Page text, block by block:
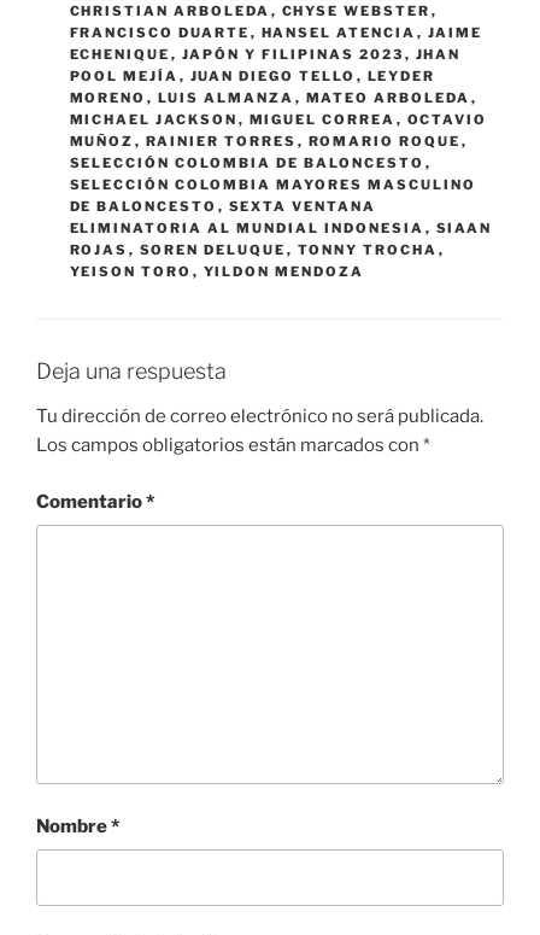
CHRISTIAN ARBOLEDA , CHYSE WEBSTER ,
FRANCISCO DUARTE , HANSEL ATENCIA , JAIME
ECHENIQUE , JAPÓN Y FILIPINAS 2023 , JHAN
POOL MEJÍA , JUAN DIEGO TELLO , LEYDER
MORENO , LUIS ALMANZA , MATEO ARBOLEDA ,
MICHAEL JACKSON , MIGUEL CORREA , OCTAVIO
MUÑOZ , RAINIER TORRES , ROMARIO ROQUE ,
SELECCIÓN COLOMBIA DE BALONCESTO ,
SELECCIÓN COLOMBIA MAYORES MASCULINO
DE BALONCESTO , SEXTA VENTANA
ELIMINATORIA AL MUNDIAL INDONESIA , SIAAN
ROJAS , SOREN DELUQUE , TONNY TROCHA ,
YEISON TORO , YILDON MENDOZA
Deja una respuesta
Tu dirección de correo electrónico no será publicada.
Los campos obligatorios están marcados con *
Comentario*
Nombre*